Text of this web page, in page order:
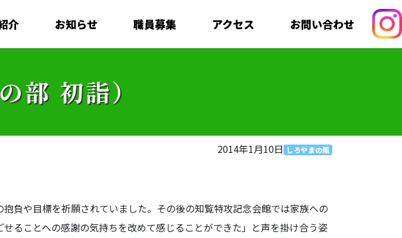
介 お知らせ 職員募集 アクセス お問い合わせ
部 初詣）
2014年1月10日 しろやまの風
負や目標を祈願されていました。その後の知覧特攻記念会館では家族への
ることへの感謝の気持ちを改めて感じることができた」と声を掛け合う姿